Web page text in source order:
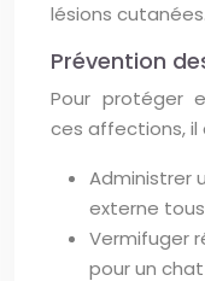
lésions cutanées.
Prévention
Pour protéger
ces affections, il
Administrer
externe
Vermifuger
pour un